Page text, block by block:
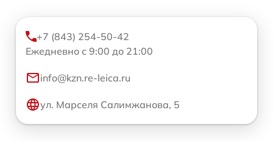
+7 (843) 254-50-42
Ежедневно с 9:00 до 21:00
info@kzn.re-leica.ru
ул. Марселя Салимжанова, 5